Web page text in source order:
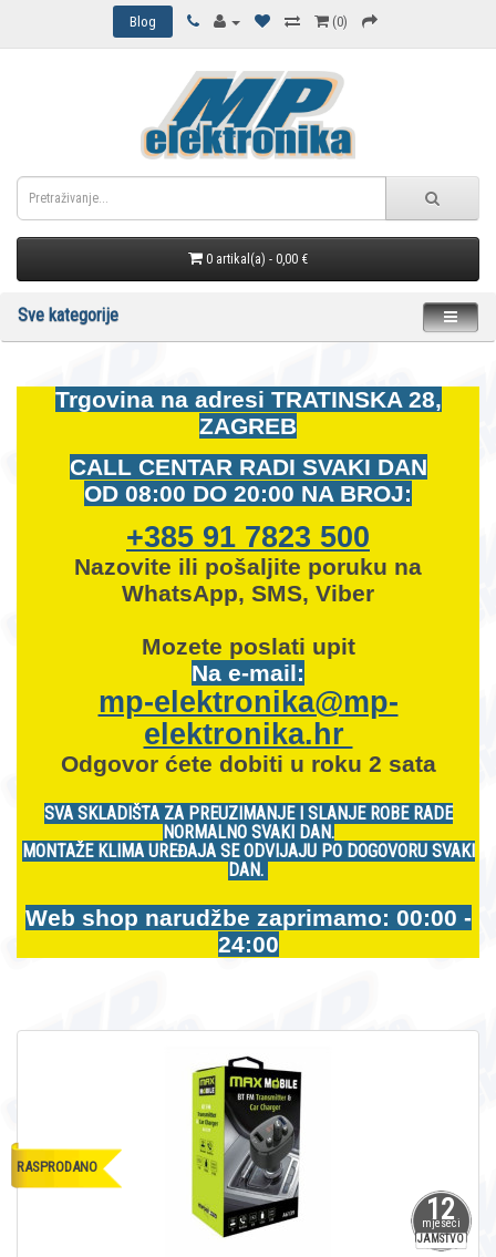
Blog (0)
0 artikal(a) - 0,00 €
Sve kategorije
Trgovina na adresi TRATINSKA 28,
ZAGREB
CALL CENTAR RADI SVAKI DAN
OD 08:00 DO 20:00 NA BROJ:
+385 91 7823 500
Nazovite ili pošaljite poruku na
WhatsApp, SMS, Viber
Mozete poslati upit
Na e-mail:
mp-elektronika@mp-
elektronika.hr
Odgovor ćete dobiti u roku 2 sata
SVA SKLADIŠTA ZA PREUZIMANJE I SLANJE ROBE RADE
NORMALNO SVAKI DAN.
MONTAŽE KLIMA UREĐAJA SE ODVIJAJU PO DOGOVORU SVAKI
DAN.
Web shop narudžbe zaprimamo: 00:00 -
24:00
12
mjeseci
JAMSTVO
RASPRODANO